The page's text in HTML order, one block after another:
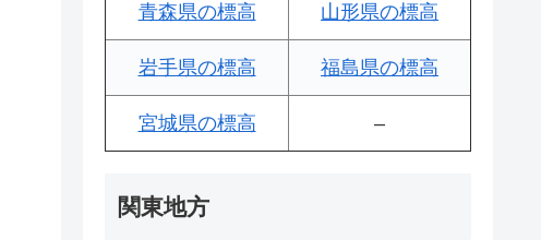
青森県の標高 山形県の標高
岩手県の標高 福島県の標高
宮城県の標高 –
関東地方